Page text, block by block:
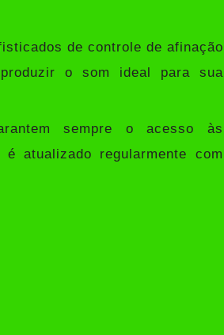
de controle de afinação
o som ideal para sua
sempre o acesso às
atualizado regularmente com